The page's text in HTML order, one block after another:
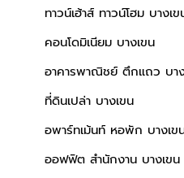
ทาวน์เฮ้าส์ ทาวน์โฮม บางเข
คอนโดมิเนียม บางเขน
อาคารพาณิชย์ ตึกแถว บา
ที่ดินเปล่า บางเขน
อพาร์ทเม้นท์ หอพัก บางเข
ออฟฟิต สำนักงาน บางเขน